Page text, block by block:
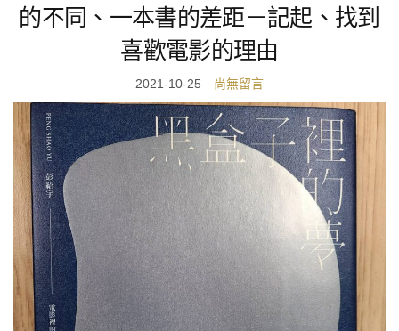
的不同、一本書的差距－記起、找到
喜歡電影的理由
2021-10-25 尚無留言